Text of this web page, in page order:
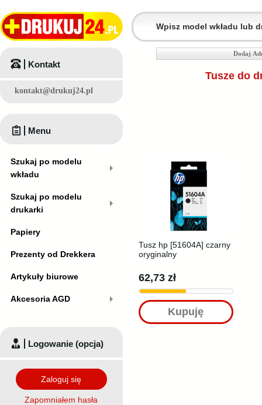
Dodaj
Tusze do
Tusz hp [51604A] czarny
oryginalny
62,73 zł
Kupuję
Kontakt
kontakt@drukuj24.pl
Menu
Szukaj po modelu
wkładu
Szukaj po modelu
drukarki
Papiery
Prezenty od Drekkera
Artykuły biurowe
Akcesoria AGD
Logowanie (opcja)
Zaloguj się
Zapomniałem hasła